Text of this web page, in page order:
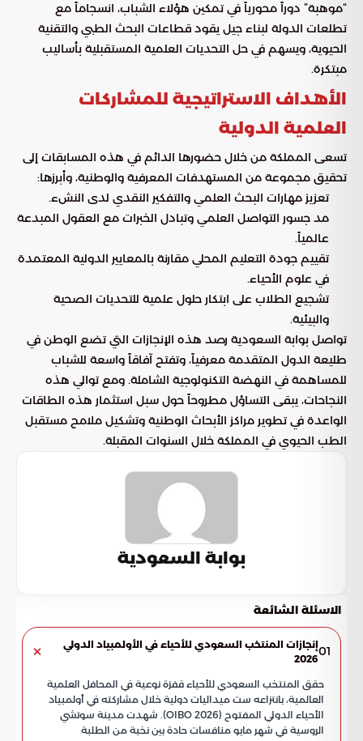
“موهبة” دوراً محورياً في تمكين هؤلاء الشباب، انسجاماً مع
تطلعات الدولة لبناء جيل يقود قطاعات البحث الطبي والتقنية
الحيوية، ويسهم في حل التحديات العلمية المستقبلية بأساليب
مبتكرة.
الأهداف الاستراتيجية للمشاركات
العلمية الدولية
تسعى المملكة من خلال حضورها الدائم في هذه المسابقات إلى
تحقيق مجموعة من المستهدفات المعرفية والوطنية، وأبرزها:
تعزيز مهارات البحث العلمي والتفكير النقدي لدى النشء.
مد جسور التواصل العلمي وتبادل الخبرات مع العقول المبدعة
عالمياً.
تقييم جودة التعليم المحلي مقارنة بالمعايير الدولية المعتمدة
في علوم الأحياء.
تشجيع الطلاب على ابتكار حلول علمية للتحديات الصحية
والبيئية.
تواصل بوابة السعودية رصد هذه الإنجازات التي تضع الوطن في
طليعة الدول المتقدمة معرفياً، وتفتح آفاقاً واسعة للشباب
للمساهمة في النهضة التكنولوجية الشاملة. ومع توالي هذه
النجاحات، يبقى التساؤل مطروحاً حول سبل استثمار هذه الطاقات
الواعدة في تطوير مراكز الأبحاث الوطنية وتشكيل ملامح مستقبل
الطب الحيوي في المملكة خلال السنوات المقبلة.
بوابة السعودية
الاسئلة الشائعة
01إنجازات المنتخب السعودي للأحياء في الأولمبياد الدولي
2026
حقق المنتخب السعودي للأحياء قفزة نوعية في المحافل العلمية
العالمية، بانتزاعه ست ميداليات دولية خلال مشاركته في أولمبياد
الأحياء الدولي المفتوح (OIBO 2026). شهدت مدينة سوتشي
الروسية في شهر مايو منافسات حادة بين نخبة من الطلبة